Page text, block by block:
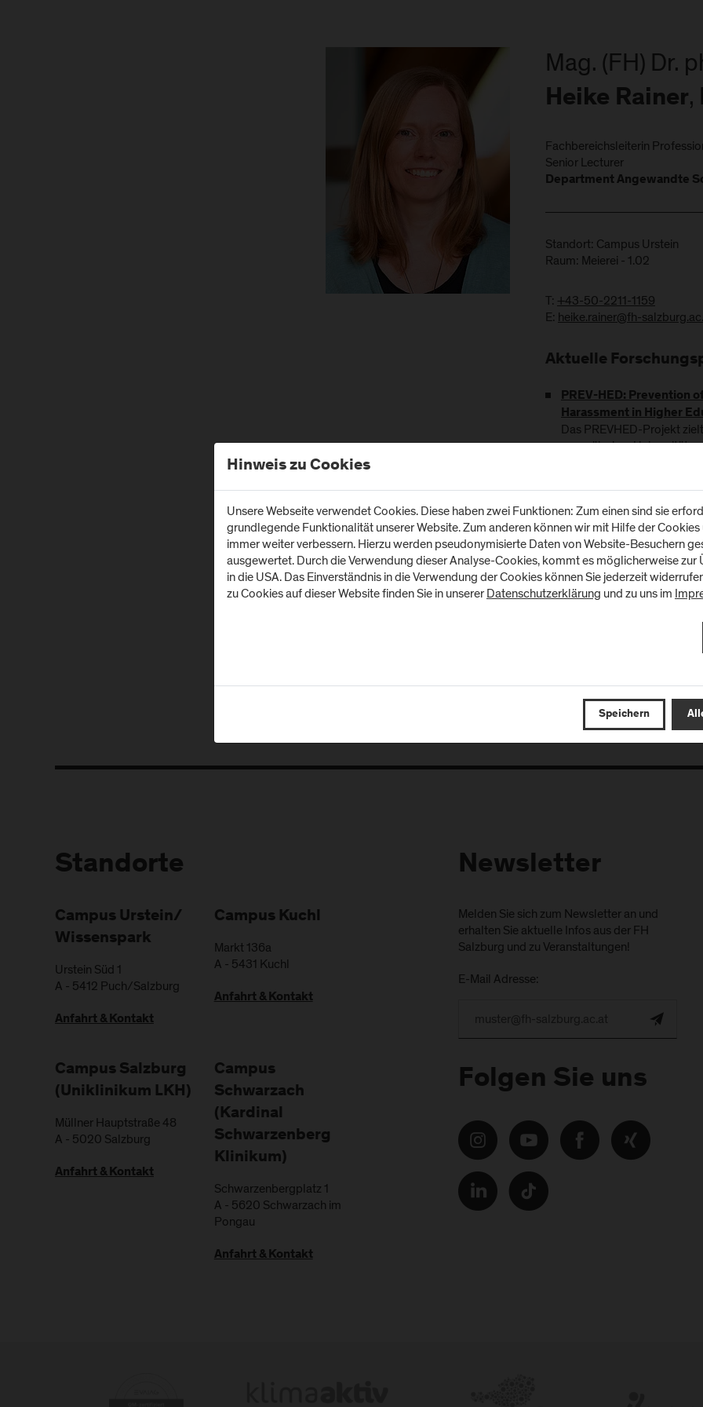
Mag. (FH) Dr.
Heike Rainer,
Fachbereichsleiterin
Senior Lecturer
Department Angewandte
Standort: Campus Urstein
Raum: Meierei - 1.02
T: +43-50-2211-1159
E: heike.rainer@fh-
Aktuelle
PREV-HED: Prevention
Harassment in Higher
Das PREVHED-Projekt
europäischen
Aktuelle
Lehrbuch Soziale Arbeit
2026
Ergebnisbericht
Standorte
Campus Urstein/
Wissenspark
Urstein Süd 1
A - 5412 Puch/Salzburg
Anfahrt & Kontakt
Campus Kuchl
Markt 136a
A - 5431 Kuchl
Anfahrt & Kontakt
Campus Salzburg
(Uniklinikum LKH)
Müllner Hauptstraße 48
A - 5020 Salzburg
Anfahrt & Kontakt
Campus
Schwarzach
(Kardinal
Schwarzenberg
Klinikum)
Schwarzenbergplatz 1
A - 5620 Schwarzach im
Pongau
Anfahrt & Kontakt
Newsletter
Melden Sie sich zum Newsletter an und
erhalten Sie aktuelle Infos aus der FH
Salzburg und zu Veranstaltungen!
E-Mail Adresse:
Folgen Sie uns
Hinweis zu Cookies
Unsere Webseite verwendet Cookies. Diese haben zwei Funktionen: Zum einen sind sie
grundlegende Funktionalität unserer Website. Zum anderen können wir mit Hilfe der Cookies
immer weiter verbessern. Hierzu werden pseudonymisierte Daten von Website-Besuchern
ausgewertet. Durch die Verwendung dieser Analyse-Cookies, kommt es möglicherweise
in die USA. Das Einverständnis in die Verwendung der Cookies können Sie jederzeit
zu Cookies auf dieser Website finden Sie in unsererDatenschutzerklärung und zu uns im
Speichern